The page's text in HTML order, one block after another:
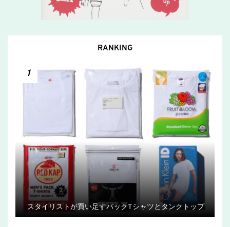
RANKING
1
スタイリストが買い足すパックTシャツとタンクトップ